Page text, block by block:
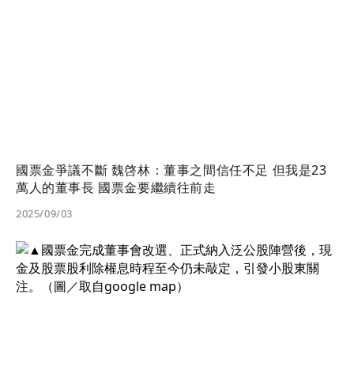
國票金爭議不斷 魏啓林：董事之間信任不足 但我是23
萬人的董事長 國票金要繼續往前走
2025/09/03